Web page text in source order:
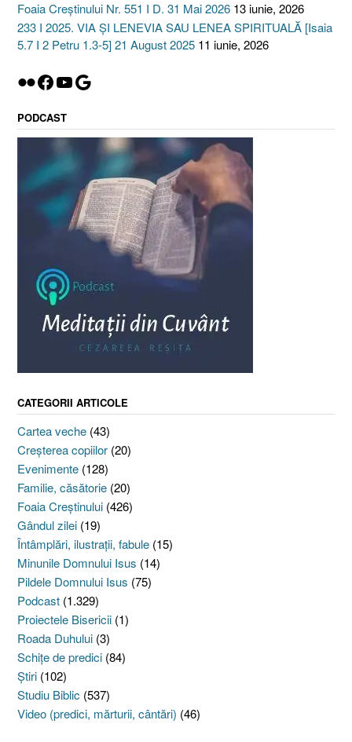
Foaia Creștinului Nr. 551 I D. 31 Mai 2026 13 iunie, 2026
233 I 2025. VIA ȘI LENEVIA SAU LENEA SPIRITUALĂ [Isaia
5.7 I 2 Petru 1.3-5] 21 August 2025 11 iunie, 2026
Flickr
Facebook
YouTube
Google
PODCAST
CATEGORII ARTICOLE
Cartea veche (43)
Creşterea copiilor (20)
Evenimente (128)
Familie, căsătorie (20)
Foaia Creştinului (426)
Gândul zilei (19)
Întâmplări, ilustraţii, fabule (15)
Minunile Domnului Isus (14)
Pildele Domnului Isus (75)
Podcast (1.329)
Proiectele Bisericii (1)
Roada Duhului (3)
Schiţe de predici (84)
Ştiri (102)
Studiu Biblic (537)
Video (predici, mărturii, cântări) (46)